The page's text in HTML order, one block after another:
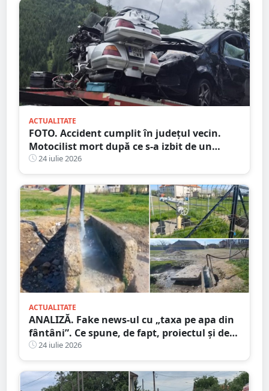
ACTUALITATE
FOTO. Accident cumplit în județul vecin.
Motocilist mort după ce s-a izbit de un
copac și un microbuz
24 iulie 2026
ACTUALITATE
ANALIZĂ. Fake news-ul cu „taxa pe apa din
fântâni”. Ce spune, de fapt, proiectul și de
unde a pornit dezinformarea
24 iulie 2026